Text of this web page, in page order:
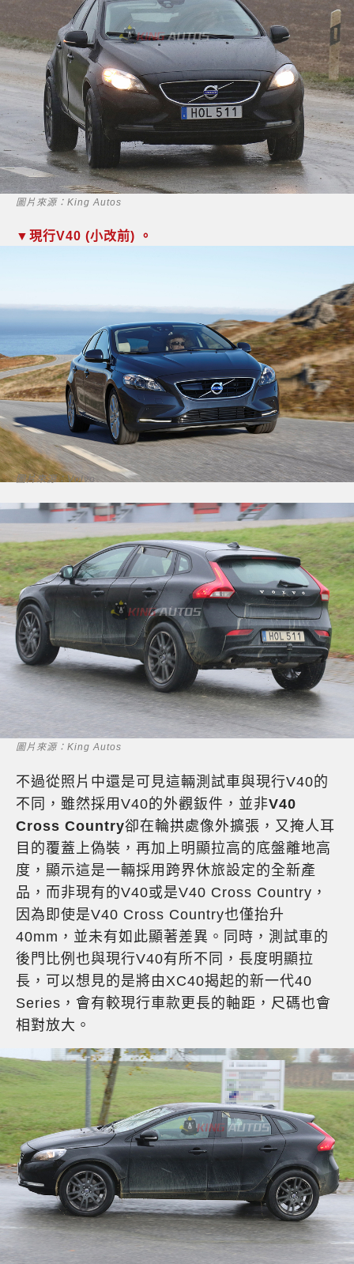
圖片來源：King Autos
▼現行V40 (小改前) 。
圖片來源：Volvo
圖片來源：King Autos
不過從照片中還是可見這輛測試車與現行V40的
不同，雖然採用V40的外觀鈑件，並非V40
Cross Country卻在輪拱處像外擴張，又掩人耳
目的覆蓋上偽裝，再加上明顯拉高的底盤離地高
度，顯示這是一輛採用跨界休旅設定的全新產
品，而非現有的V40或是V40 Cross Country，
因為即使是V40 Cross Country也僅抬升
40mm，並未有如此顯著差異。同時，測試車的
後門比例也與現行V40有所不同，長度明顯拉
長，可以想見的是將由XC40揭起的新一代40
Series，會有較現行車款更長的軸距，尺碼也會
相對放大。